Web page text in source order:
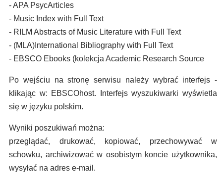
- APA PsycArticles
- Music Index with Full Text
- RILM Abstracts of Music Literature with Full Text
- (MLA)International Bibliography with Full Text
- EBSCO Ebooks (kolekcja Academic Research Source
Po wejściu na stronę serwisu należy wybrać interfejs -
klikając w: EBSCOhost. Interfejs wyszukiwarki wyświetla
się w języku polskim.
Wyniki poszukiwań można:
przeglądać, drukować, kopiować, przechowywać w
schowku, archiwizować w osobistym koncie użytkownika,
wysyłać na adres e-mail.